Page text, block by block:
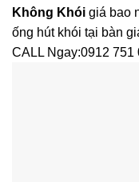
Không Khói giá bao
ống hút khói tại bàn
CALL Ngay:0912 751